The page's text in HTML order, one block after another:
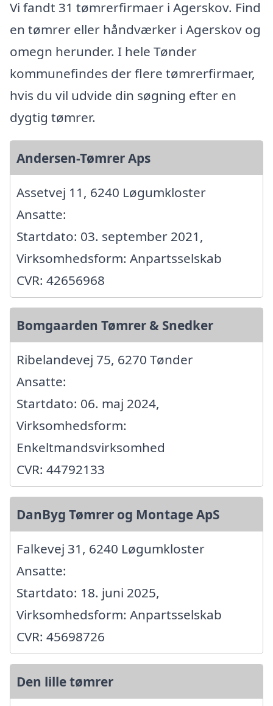
Vi fandt 31 tømrerfirmaer i Agerskov. Find
en tømrer eller håndværker i Agerskov og
omegn herunder. I hele Tønder
kommunefindes der flere tømrerfirmaer,
hvis du vil udvide din søgning efter en
dygtig tømrer.
Andersen-Tømrer Aps
Assetvej 11, 6240 Løgumkloster
Ansatte:
Startdato: 03. september 2021,
Virksomhedsform: Anpartsselskab
CVR: 42656968
Bomgaarden Tømrer & Snedker
Ribelandevej 75, 6270 Tønder
Ansatte:
Startdato: 06. maj 2024,
Virksomhedsform:
Enkeltmandsvirksomhed
CVR: 44792133
DanByg Tømrer og Montage ApS
Falkevej 31, 6240 Løgumkloster
Ansatte:
Startdato: 18. juni 2025,
Virksomhedsform: Anpartsselskab
CVR: 45698726
Den lille tømrer